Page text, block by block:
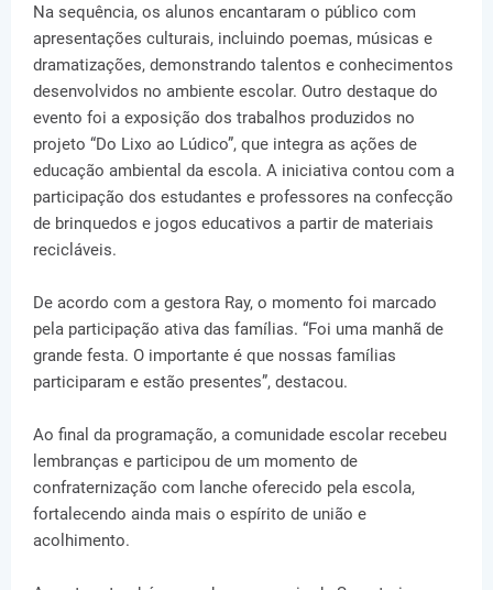
Na sequência, os alunos encantaram o público com
apresentações culturais, incluindo poemas, músicas e
dramatizações, demonstrando talentos e conhecimentos
desenvolvidos no ambiente escolar. Outro destaque do
evento foi a exposição dos trabalhos produzidos no
projeto “Do Lixo ao Lúdico”, que integra as ações de
educação ambiental da escola. A iniciativa contou com a
participação dos estudantes e professores na confecção
de brinquedos e jogos educativos a partir de materiais
recicláveis.
De acordo com a gestora Ray, o momento foi marcado
pela participação ativa das famílias. “Foi uma manhã de
grande festa. O importante é que nossas famílias
participaram e estão presentes”, destacou.
Ao final da programação, a comunidade escolar recebeu
lembranças e participou de um momento de
confraternização com lanche oferecido pela escola,
fortalecendo ainda mais o espírito de união e
acolhimento.